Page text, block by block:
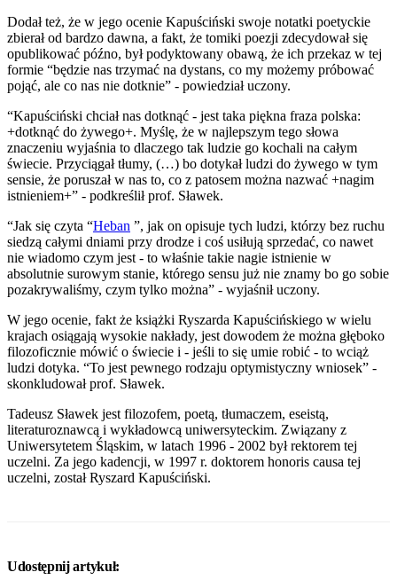
Dodał też, że w jego ocenie Kapuściński swoje notatki poetyckie
zbierał od bardzo dawna, a fakt, że tomiki poezji zdecydował się
opublikować późno, był podyktowany obawą, że ich przekaz w tej
formie “będzie nas trzymać na dystans, co my możemy próbować
pojąć, ale co nas nie dotknie” - powiedział uczony.
“Kapuściński chciał nas dotknąć - jest taka piękna fraza polska:
+dotknąć do żywego+. Myślę, że w najlepszym tego słowa
znaczeniu wyjaśnia to dlaczego tak ludzie go kochali na całym
świecie. Przyciągał tłumy, (…) bo dotykał ludzi do żywego w tym
sensie, że poruszał w nas to, co z patosem można nazwać +nagim
istnieniem+” - podkreślił prof. Sławek.
“Jak się czyta “Heban ”, jak on opisuje tych ludzi, którzy bez ruchu
siedzą całymi dniami przy drodze i coś usiłują sprzedać, co nawet
nie wiadomo czym jest - to właśnie takie nagie istnienie w
absolutnie surowym stanie, którego sensu już nie znamy bo go sobie
pozakrywaliśmy, czym tylko można” - wyjaśnił uczony.
W jego ocenie, fakt że książki Ryszarda Kapuścińskiego w wielu
krajach osiągają wysokie nakłady, jest dowodem że można głęboko
filozoficznie mówić o świecie i - jeśli to się umie robić - to wciąż
ludzi dotyka. “To jest pewnego rodzaju optymistyczny wniosek” -
skonkludował prof. Sławek.
Tadeusz Sławek jest filozofem, poetą, tłumaczem, eseistą,
literaturoznawcą i wykładowcą uniwersyteckim. Związany z
Uniwersytetem Śląskim, w latach 1996 - 2002 był rektorem tej
uczelni. Za jego kadencji, w 1997 r. doktorem honoris causa tej
uczelni, został Ryszard Kapuściński.
Udostępnij artykuł: